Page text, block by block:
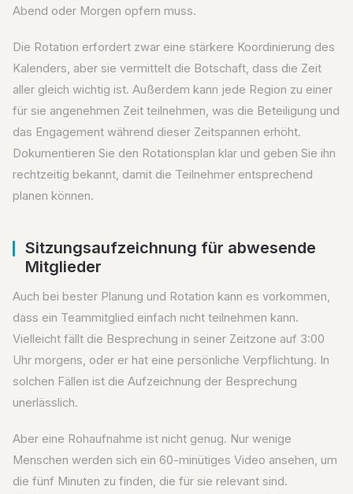
Abend oder Morgen opfern muss.
Die Rotation erfordert zwar eine stärkere Koordinierung des
Kalenders, aber sie vermittelt die Botschaft, dass die Zeit
aller gleich wichtig ist. Außerdem kann jede Region zu einer
für sie angenehmen Zeit teilnehmen, was die Beteiligung und
das Engagement während dieser Zeitspannen erhöht.
Dokumentieren Sie den Rotationsplan klar und geben Sie ihn
rechtzeitig bekannt, damit die Teilnehmer entsprechend
planen können.
Sitzungsaufzeichnung für abwesende
Mitglieder
Auch bei bester Planung und Rotation kann es vorkommen,
dass ein Teammitglied einfach nicht teilnehmen kann.
Vielleicht fällt die Besprechung in seiner Zeitzone auf 3:00
Uhr morgens, oder er hat eine persönliche Verpflichtung. In
solchen Fällen ist die Aufzeichnung der Besprechung
unerlässlich.
Aber eine Rohaufnahme ist nicht genug. Nur wenige
Menschen werden sich ein 60-minütiges Video ansehen, um
die fünf Minuten zu finden, die für sie relevant sind.